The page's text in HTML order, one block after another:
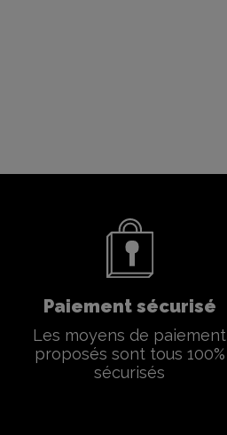
Paiement sécurisé
Les moyens de paiement
proposés sont tous 100%
sécurisés